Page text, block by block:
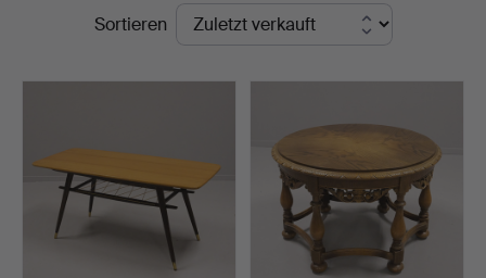
EndpreiseSortieren